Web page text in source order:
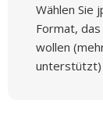
Wählen Sie
Format,
wollen
unterstützt)